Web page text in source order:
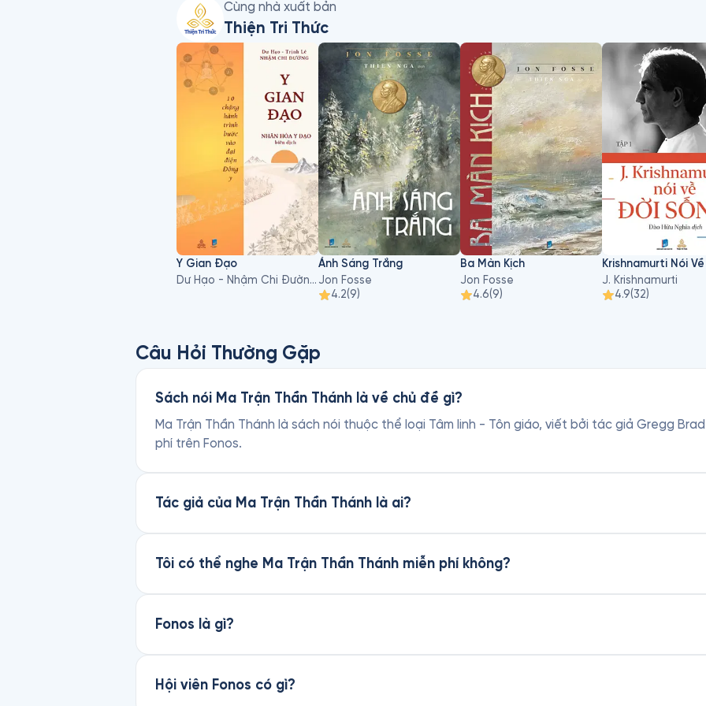
Cùng nhà xuất bản
Thiện Tri Thức
Y Gian Đạo
Dư Hạo - Nhậm Chi Đường, Trịnh Lê
Ánh Sáng Trắng
Jon Fosse
4.2(9)
Ba Màn Kịch
Jon Fosse
4.6(9)
J. Krishnamurti
4.9(32)
Câu Hỏi Thường Gặp
Sách nói Ma Trận Thần Thánh là về chủ đề gì?
Ma Trận Thần Thánh là sách nói thuộc thể loại Tâm linh - Tôn giáo, viết bởi tác giả Gregg
phí trên Fonos.
Tác giả của Ma Trận Thần Thánh là ai?
Tôi có thể nghe Ma Trận Thần Thánh miễn phí không?
Fonos là gì?
Hội viên Fonos có gì?